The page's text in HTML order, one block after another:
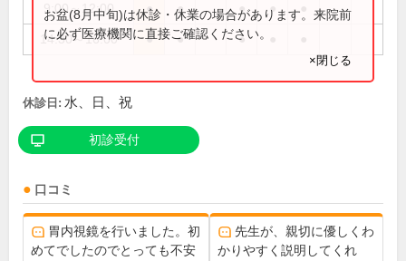
9:00～12:00 ● ● ● ●
14:30～16:00 ● ● ●
お盆(8月中旬)は休診・休業の場合があります。来院前
に必ず医療機関に直接ご確認ください。
×閉じる
休診日: 水、日、祝
初診受付
口コミ
胃内視鏡を行いました。初
めてでしたのでとっても不安
先生が、親切に優しくわ
かりやすく説明してくれ